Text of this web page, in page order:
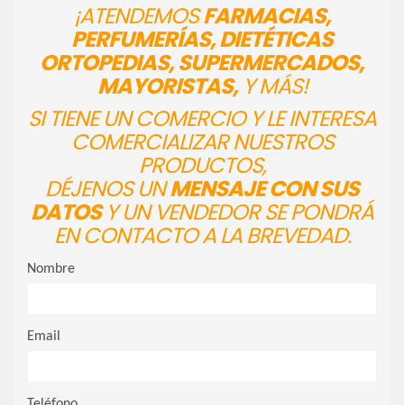
¡ATENDEMOSFARMACIAS,
PERFUMERÍAS, DIETÉTICAS
ORTOPEDIAS, SUPERMERCADOS,
MAYORISTAS,Y MÁS!
SI TIENE UN COMERCIO Y LE INTERESA
COMERCIALIZAR NUESTROS
PRODUCTOS,
DÉJENOS UNMENSAJE CON SUS
DATOSY UN VENDEDOR SE PONDRÁ
EN CONTACTO A LA BREVEDAD.
Nombre
Email